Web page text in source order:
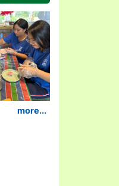
2024-11-14 六年
more...